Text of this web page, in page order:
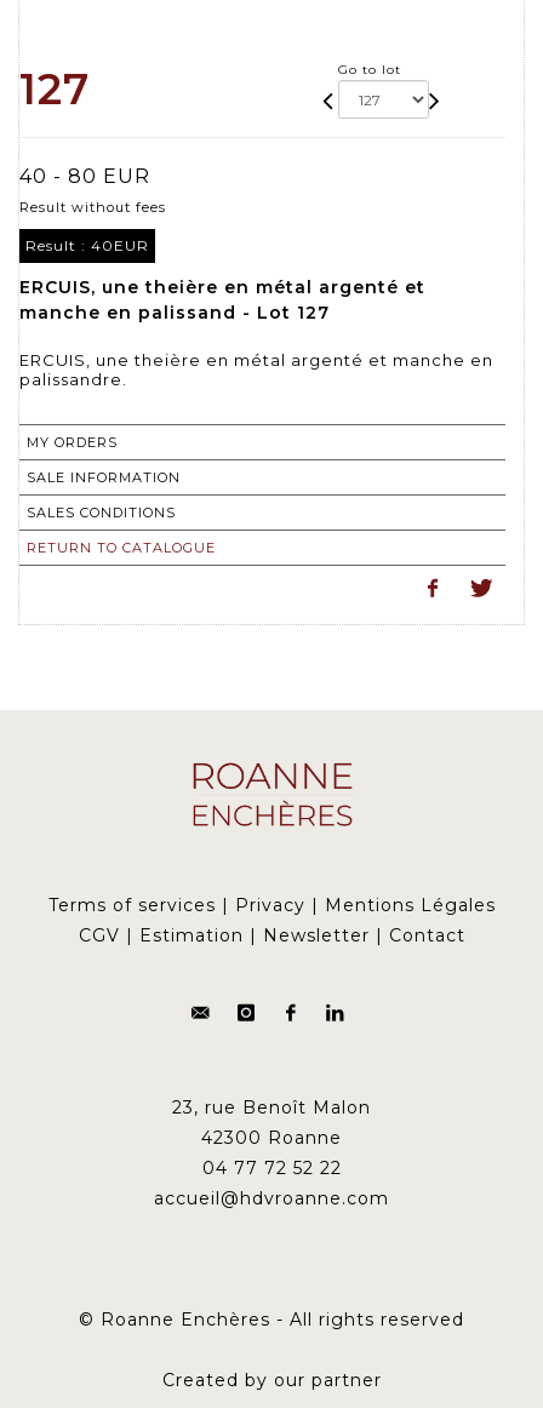
127 Go to lot
40 - 80 EUR
Result without fees
Result : 40EUR
ERCUIS, une theière en métal argenté et
manche en palissand - Lot 127
ERCUIS, une theière en métal argenté et manche en
palissandre.
MY ORDERS
SALE INFORMATION
SALES CONDITIONS
RETURN TO CATALOGUE
Terms of services Privacy
Mentions Légales
CGV
Estimation Newsletter Contact
23, rue Benoît Malon
42300 Roanne
04 77 72 52 22
accueil@hdvroanne.com
© Roanne Enchères - All rights reserved
Created by our partner